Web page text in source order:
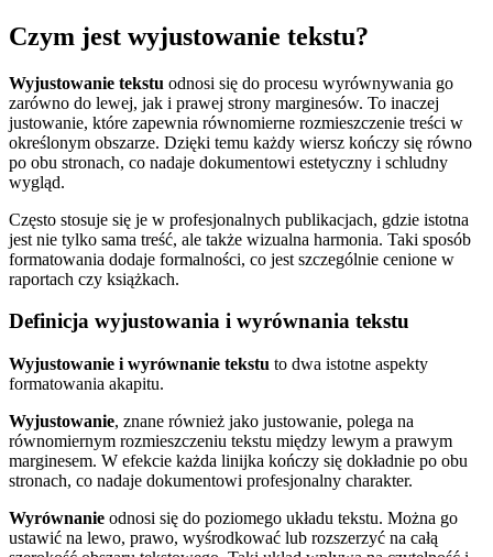
Czym jest wyjustowanie tekstu?
Wyjustowanie tekstu odnosi się do procesu wyrównywania go
zarówno do lewej, jak i prawej strony marginesów. To inaczej
justowanie, które zapewnia równomierne rozmieszczenie treści w
określonym obszarze. Dzięki temu każdy wiersz kończy się równo
po obu stronach, co nadaje dokumentowi estetyczny i schludny
wygląd.
Często stosuje się je w profesjonalnych publikacjach, gdzie istotna
jest nie tylko sama treść, ale także wizualna harmonia. Taki sposób
formatowania dodaje formalności, co jest szczególnie cenione w
raportach czy książkach.
Definicja wyjustowania i wyrównania tekstu
Wyjustowanie i wyrównanie tekstu to dwa istotne aspekty
formatowania akapitu.
Wyjustowanie, znane również jako justowanie, polega na
równomiernym rozmieszczeniu tekstu między lewym a prawym
marginesem. W efekcie każda linijka kończy się dokładnie po obu
stronach, co nadaje dokumentowi profesjonalny charakter.
Wyrównanie odnosi się do poziomego układu tekstu. Można go
ustawić na lewo, prawo, wyśrodkować lub rozszerzyć na całą